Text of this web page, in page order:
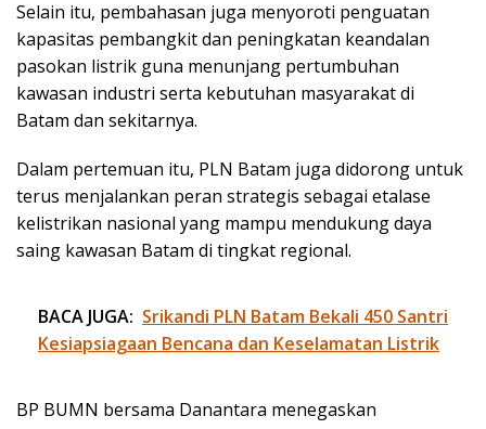
Selain itu, pembahasan juga menyoroti penguatan
kapasitas pembangkit dan peningkatan keandalan
pasokan listrik guna menunjang pertumbuhan
kawasan industri serta kebutuhan masyarakat di
Batam dan sekitarnya.
Dalam pertemuan itu, PLN Batam juga didorong untuk
terus menjalankan peran strategis sebagai etalase
kelistrikan nasional yang mampu mendukung daya
saing kawasan Batam di tingkat regional.
BACA JUGA: Srikandi PLN Batam Bekali 450 Santri
Kesiapsiagaan Bencana dan Keselamatan Listrik
BP BUMN bersama Danantara menegaskan